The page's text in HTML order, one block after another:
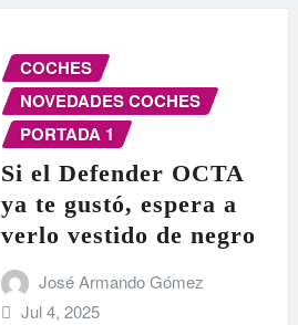
COCHES
NOVEDADES COCHES
PORTADA 1
Si el Defender OCTA
ya te gustó, espera a
verlo vestido de negro
José Armando Gómez
Jul 4, 2025